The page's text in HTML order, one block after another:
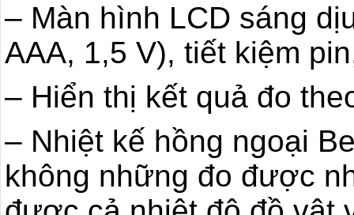
– Màn hình LCD sáng
AAA, 1,5 V), tiết kiệm
– Hiển thị kết quả đo
– Nhiệt kế hồng ngoại
không những đo được